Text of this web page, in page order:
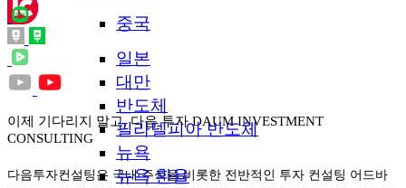
중국
일본
대만
반도체
필라델피아 반도체
뉴욕
뉴욕 환율
이제 기다리지 말고, 다음 투자 DAUM INVESTMENT
CONSULTING
다음투자컨설팅은 국내 주식을 비롯한 전반적인 투자 컨설팅 어드바